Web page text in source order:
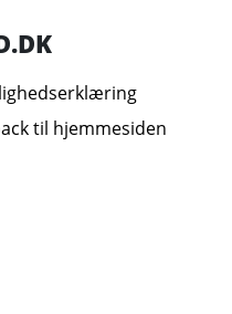
til hjemmesiden